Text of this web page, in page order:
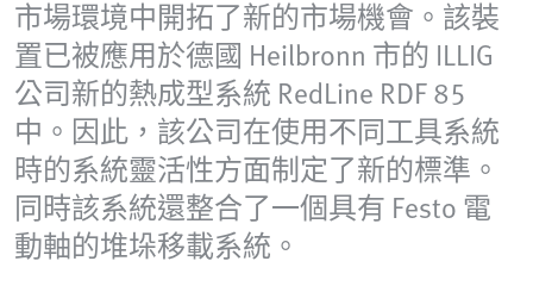
市場環境中開拓了新的市場機會。該裝
置已被應用於德國 Heilbronn 市的 ILLIG
公司新的熱成型系統 RedLine RDF 85
中。因此，該公司在使用不同工具系統
時的系統靈活性方面制定了新的標準。
同時該系統還整合了一個具有 Festo 電
動軸的堆垛移載系統。